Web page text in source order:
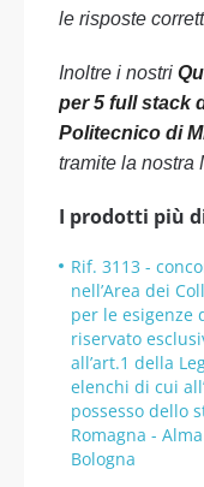
le risposte
Inoltre i nostri
per 5 full stack
Politecnico di
tramite la nostra
I prodotti più
Rif. 3113 -
nell’Area dei
per le esigenze
riservato
all’art.1 della
elenchi di cui
possesso dello
Romagna -
Bologna